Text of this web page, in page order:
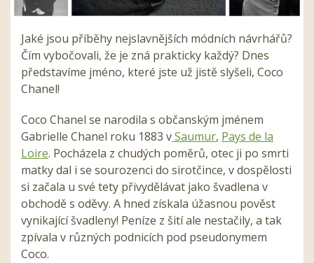
Jaké jsou příběhy nejslavnějších módních návrhářů?
Čím vybočovali, že je zná prakticky každý? Dnes
představíme jméno, které jste už jistě slyšeli, Coco
Chanel!
Coco Chanel se narodila s občanským jménem
Gabrielle Chanel roku 1883 vSaumur, Pays de la
Loire. Pocházela z chudých poměrů, otec ji po smrti
matky dal i se sourozenci do sirotčince, v dospělosti
si začala u své tety přivydělávat jako švadlena v
obchodě s oděvy. A hned získala úžasnou pověst
vynikající švadleny! Peníze z šití ale nestačily, a tak
zpívala v různých podnicích pod pseudonymem
Coco.